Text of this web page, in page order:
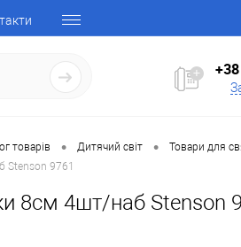
товарів • Дитячий світ • Товари для
Stenson 9761
8см 4шт/наб Stenson